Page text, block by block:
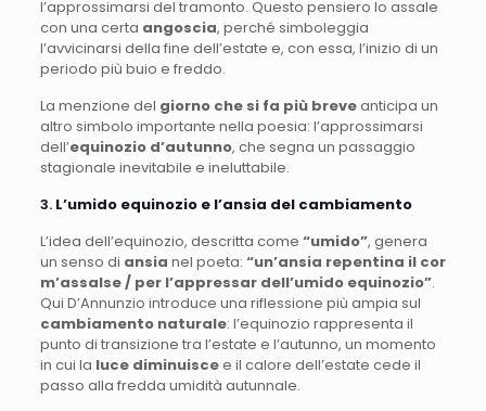
l’approssimarsi del tramonto. Questo pensiero lo assale
con una certa angoscia, perché simboleggia
l’avvicinarsi della fine dell’estate e, con essa, l’inizio di un
periodo più buio e freddo.
La menzione del giorno che si fa più breveanticipa un
altro simbolo importante nella poesia: l’approssimarsi
dell’equinozio d’autunno, che segna un passaggio
stagionale inevitabile e ineluttabile.
3. L’umido equinozio e l’ansia del cambiamento
L’idea dell’equinozio, descritta come “umido”, genera
un senso di ansia nel poeta: “un’ansia repentina il cor
m’assalse / per l’appressar dell’umido equinozio”.
Qui D’Annunzio introduce una riflessione più ampia sul
cambiamento naturale: l’equinozio rappresenta il
punto di transizione tra l’estate e l’autunno, un momento
in cui la luce diminuiscee il calore dell’estate cede il
passo alla fredda umidità autunnale.